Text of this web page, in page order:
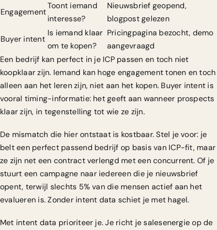
Engagement
Toont iemand
interesse?
Nieuwsbrief geopend,
blogpost gelezen
Buyer intent
Is iemand klaar
om te kopen?
Pricingpagina bezocht, demo
aangevraagd
Een bedrijf kan perfect in je ICP passen en toch niet
koopklaar zijn. Iemand kan hoge engagement tonen en toch
alleen aan het leren zijn, niet aan het kopen. Buyer intent is
vooral timing-informatie: het geeft aan wanneer prospects
klaar zijn, in tegenstelling tot wie ze zijn.
De mismatch die hier ontstaat is kostbaar. Stel je voor: je
belt een perfect passend bedrijf op basis van ICP-fit, maar
ze zijn net een contract verlengd met een concurrent. Of je
stuurt een campagne naar iedereen die je nieuwsbrief
opent, terwijl slechts 5% van die mensen actief aan het
evalueren is. Zonder intent data schiet je met hagel.
Met intent data prioriteer je. Je richt je salesenergie op de